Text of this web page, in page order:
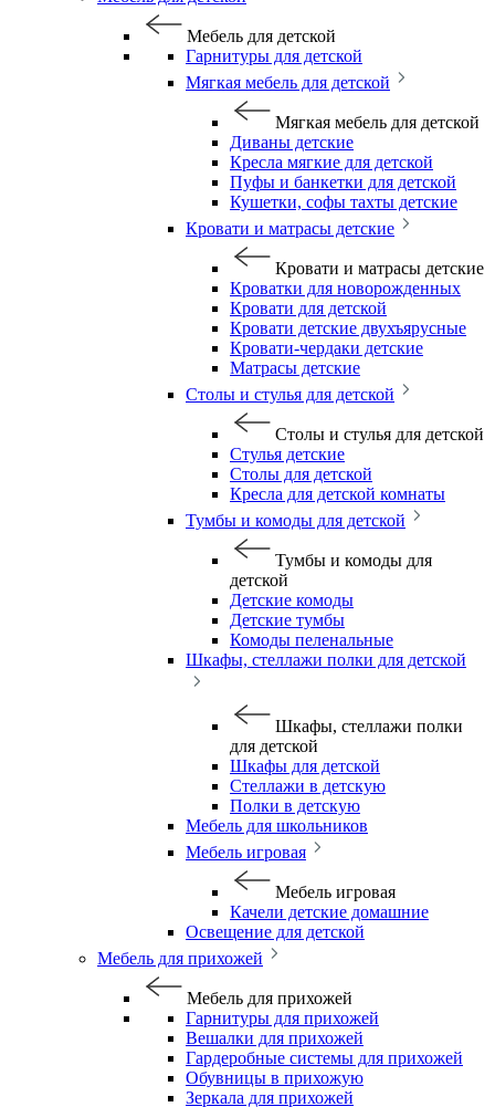
Мебель для детской
Гарнитуры для детской
Мягкая мебель для детской
Мягкая мебель для детской
Диваны детские
Кресла мягкие для детской
Пуфы и банкетки для детской
Кушетки, софы тахты детские
Кровати и матрасы детские
Кровати и матрасы детские
Кроватки для новорожденных
Кровати для детской
Кровати детские двухъярусные
Кровати-чердаки детские
Матрасы детские
Столы и стулья для детской
Столы и стулья для детской
Стулья детские
Столы для детской
Кресла для детской комнаты
Тумбы и комоды для детской
Тумбы и комоды для
детской
Детские комоды
Детские тумбы
Комоды пеленальные
Шкафы, стеллажи полки для детской
Шкафы, стеллажи полки
для детской
Шкафы для детской
Стеллажи в детскую
Полки в детскую
Мебель для школьников
Мебель игровая
Мебель игровая
Качели детские домашние
Освещение для детской
Мебель для прихожей
Мебель для прихожей
Гарнитуры для прихожей
Вешалки для прихожей
Гардеробные системы для прихожей
Обувницы в прихожую
Зеркала для прихожей